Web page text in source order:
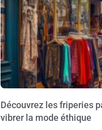
Découvrez les friperies
vibrer la mode éthique